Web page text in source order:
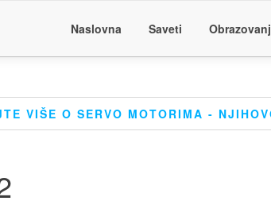
Naslovna Saveti
VIŠE O SERVO MOTORIMA -